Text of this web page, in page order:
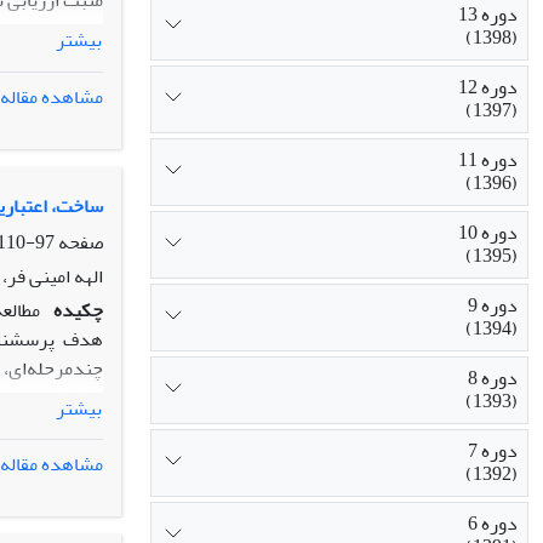
تولید
تشخیص
موفقیت
بوده‌ایم؛
بیشتر
مشاهده مقاله
ساخت،
صفحه97-110
الهه امینی
چکیده
هدف
کرونباخ
عوامل
بیشتر
مشاهده مقاله
دوره 13
(1398)
دوره 12
(1397)
دوره 11
(1396)
دوره 10
(1395)
دوره 9
(1394)
دوره 8
(1393)
دوره 7
(1392)
دوره 6